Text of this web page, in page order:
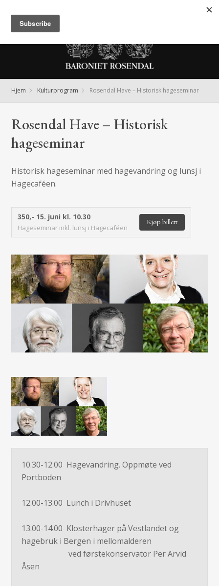
Hjem Kulturprogram Rosendal Have – Historisk hageseminar
Rosendal Have – Historisk
hageseminar
Historisk hageseminar med hagevandring og lunsj i
Hagecaféen.
350,- 15. juni kl. 10.30
Hageseminar inkl. lunsj i Hagecaféen
Kjøp billett
10.30-12.00 Hagevandring. Oppmøte ved
Portboden
12.00-13.00 Lunch i Drivhuset
13.00-14.00 Klosterhager på Vestlandet og
hagebruk i Bergen i mellomalderen
ved førstekonservator Per Arvid
Åsen